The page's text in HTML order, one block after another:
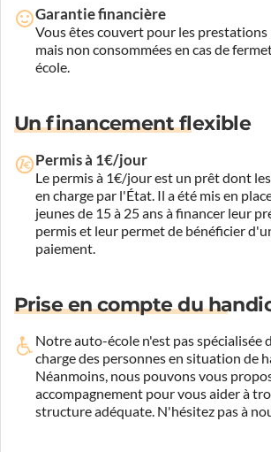
Garantie financière
Vous êtes couvert pour les prestations
mais non consommées en cas de
école.
Un financement flexible
Permis à 1€/jour
Le permis à 1€/jour est un prêt dont
en charge par l'État. Il a été mis en
jeunes de 15 à 25 ans à financer leur
permis et leur permet de bénéficier
paiement.
Prise en compte du
Notre auto-école n'est pas spécialisée
charge des personnes en situation de
Néanmoins, nous pouvons vous
accompagnement pour vous aider à
structure adéquate. N'hésitez pas à